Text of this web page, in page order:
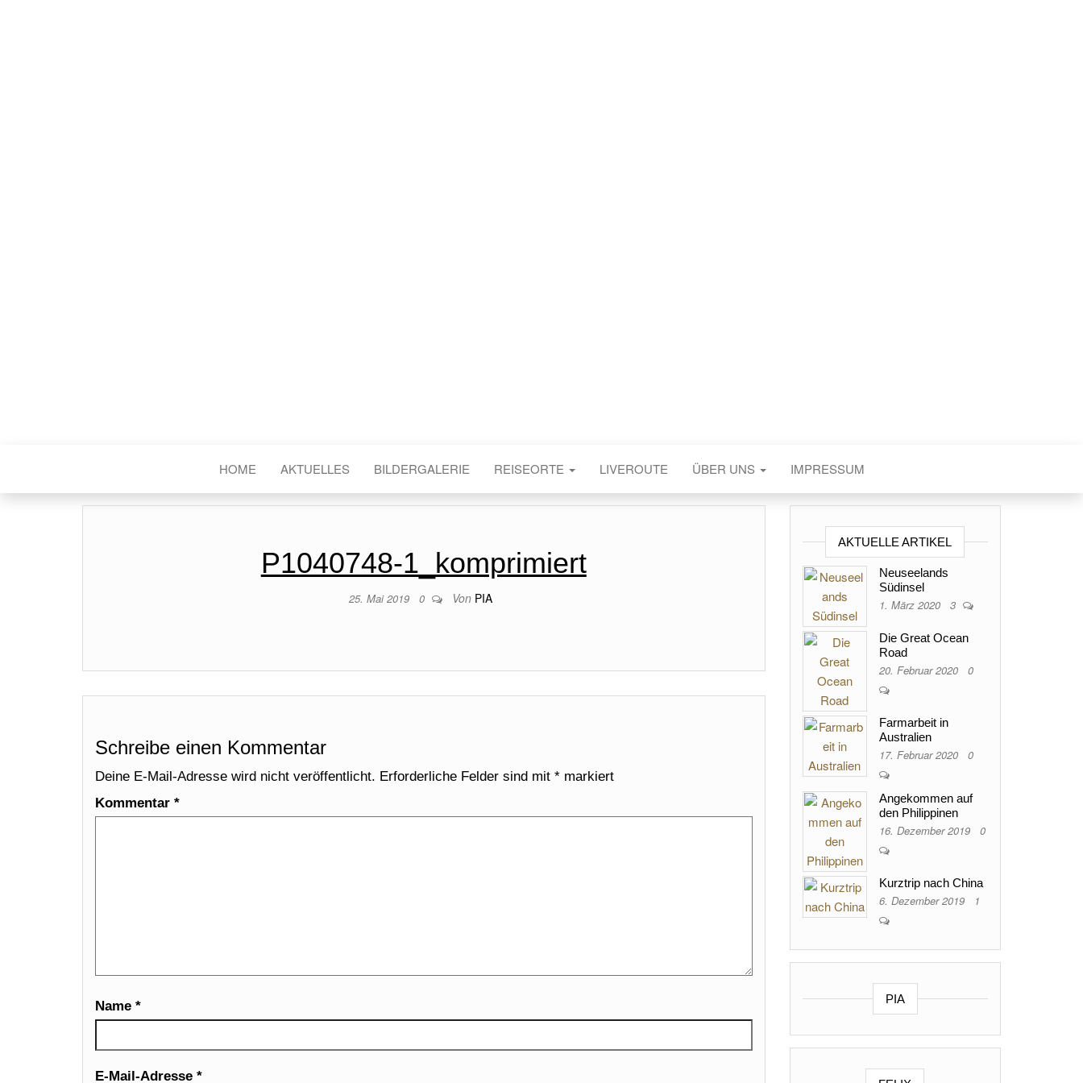
HOME AKTUELLES BILDERGALERIE REISEORTE LIVEROUTE ÜBER UNS IMPRESSUM
P1040748-1_komprimiert
25. Mai 2019 0 Von PIA
Schreibe einen Kommentar
Deine E-Mail-Adresse wird nicht veröffentlicht. Erforderliche Felder sind mit * markiert
Kommentar *
Name *
E-Mail-Adresse *
AKTUELLE ARTIKEL
Neuseelands
Südinsel
1. März 2020 3
Die Great Ocean
Road
20. Februar 2020 0
Farmarbeit in
Australien
17. Februar 2020 0
Angekommen auf
den Philippinen
16. Dezember 2019 0
Kurztrip nach China
6. Dezember 2019 1
PIA